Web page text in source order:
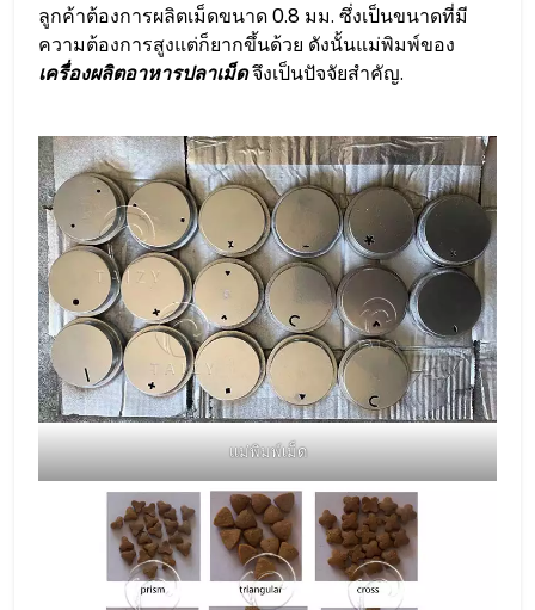
ลูกค้าต้องการผลิตเม็ดขนาด 0.8 มม. ซึ่งเป็นขนาดที่มี
ความต้องการสูงแต่ก็ยากขึ้นด้วย ดังนั้นแม่พิมพ์ของ
เครื่องผลิตอาหารปลาเม็ดจึงเป็นปัจจัยสำคัญ.
แม่พิมพ์เม็ด